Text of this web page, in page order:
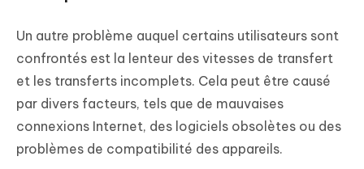
Un autre problème auquel certains utilisateurs sont
confrontés est la lenteur des vitesses de transfert
et les transferts incomplets. Cela peut être causé
par divers facteurs, tels que de mauvaises
connexions Internet, des logiciels obsolètes ou des
problèmes de compatibilité des appareils.